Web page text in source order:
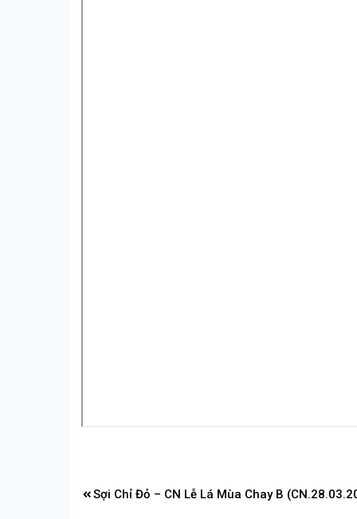
Điều
Sợi Chỉ Đỏ – CN Lễ Lá Mùa Chay B